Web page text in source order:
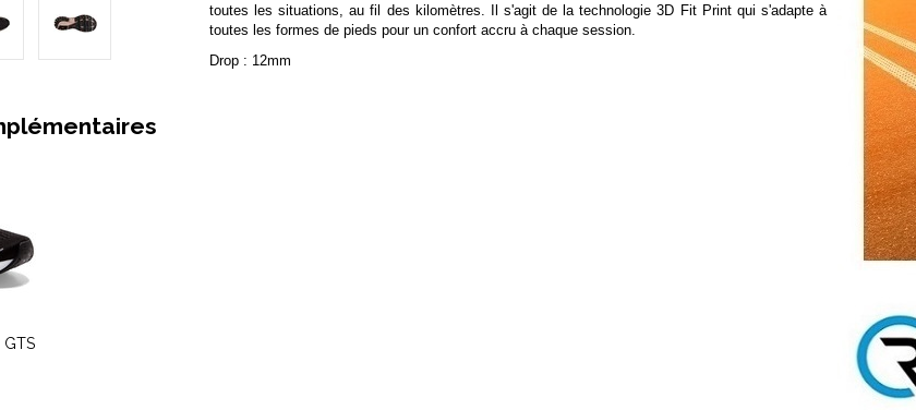
toutes les situations, au fil des kilomètres. Il s'agit de la technologie 3D Fit Print qui s'adapte à
toutes les formes de pieds pour un confort accru à chaque session.
Drop : 12mm